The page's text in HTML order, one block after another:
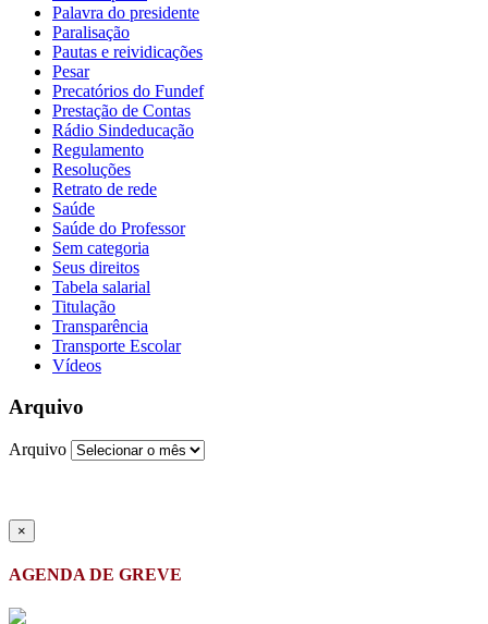
Palavra do presidente
Paralisação
Pautas e reividicações
Pesar
Precatórios do Fundef
Prestação de Contas
Rádio Sindeducação
Regulamento
Resoluções
Retrato de rede
Saúde
Saúde do Professor
Sem categoria
Seus direitos
Tabela salarial
Titulação
Transparência
Transporte Escolar
Vídeos
Arquivo
Arquivo
×
AGENDA DE GREVE